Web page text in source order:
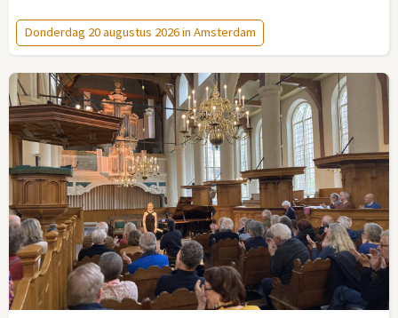
Donderdag 20 augustus 2026 in Amsterdam